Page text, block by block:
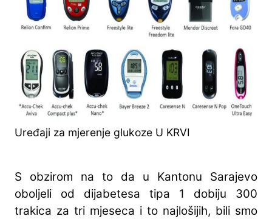
Uređaji za mjerenje glukoze U KRVI
S obzirom na to da u Kantonu Sarajevo
oboljeli od dijabetesa tipa 1 dobiju 300
trakica za tri mjeseca i to najlošijih, bili smo